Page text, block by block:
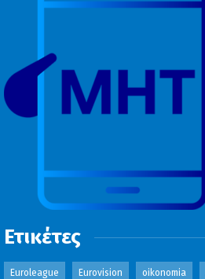
Ετικέτες
Euroleague Eurovision oikonomia